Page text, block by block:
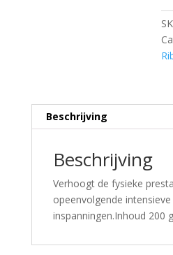
Beschrijving
Beschrijving
Verhoogt de fysieke
opeenvolgende intensieve
inspanningen.Inhoud 200